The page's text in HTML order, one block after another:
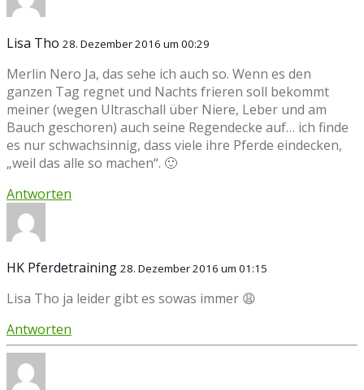
Lisa Tho 28. Dezember 2016 um 00:29
Merlin Nero Ja, das sehe ich auch so. Wenn es den
ganzen Tag regnet und Nachts frieren soll bekommt
meiner (wegen Ultraschall über Niere, Leber und am
Bauch geschoren) auch seine Regendecke auf… ich finde
es nur schwachsinnig, dass viele ihre Pferde eindecken,
„weil das alle so machen“. 🙂
Antworten
HK Pferdetraining 28. Dezember 2016 um 01:15
Lisa Tho ja leider gibt es sowas immer 😩
Antworten